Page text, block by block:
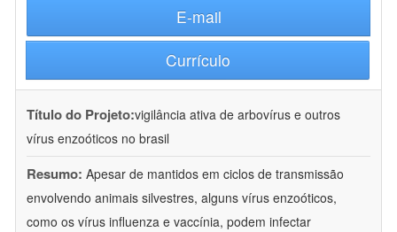
E-mail
Currículo
Título do Projeto:vigilância ativa de arbovírus e outros
vírus enzoóticos no brasil
Resumo: Apesar de mantidos em ciclos de transmissão
envolvendo animais silvestres, alguns vírus enzoóticos,
como os vírus influenza e vaccínia, podem infectar